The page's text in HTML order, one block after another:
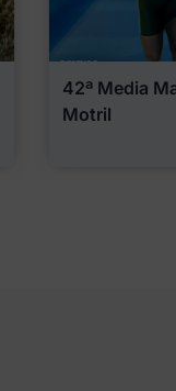
42ª Media
Motril